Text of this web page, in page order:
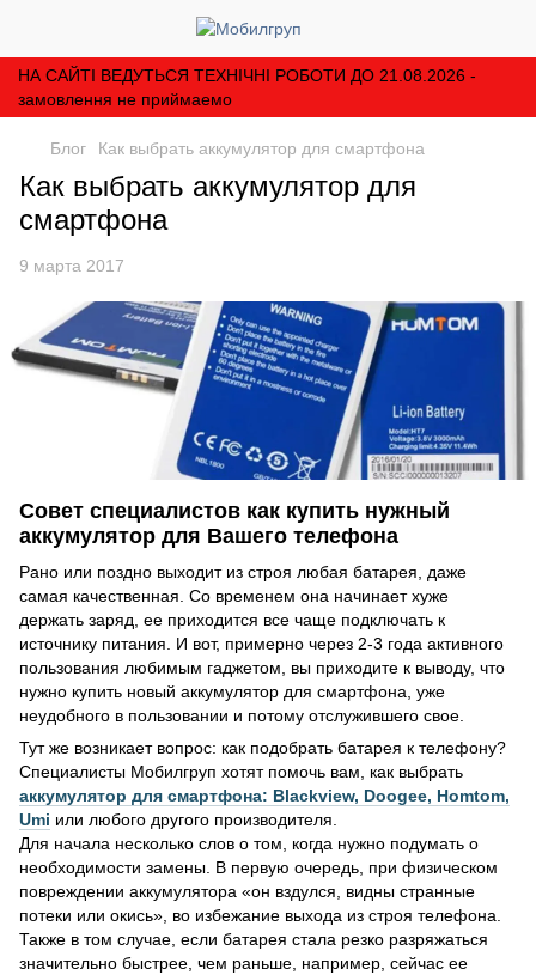
НА САЙТІ ВЕДУТЬСЯ ТЕХНІЧНІ РОБОТИ ДО 21.08.2026 -
замовлення не приймаемо
Блог Как выбрать аккумулятор для смартфона
Как выбрать аккумулятор для
смартфона
9 марта 2017
Совет специалистов как купить нужный
аккумулятор для Вашего телефона
Рано или поздно выходит из строя любая батарея, даже
самая качественная. Со временем она начинает хуже
держать заряд, ее приходится все чаще подключать к
источнику питания. И вот, примерно через 2-3 года активного
пользования любимым гаджетом, вы приходите к выводу, что
нужно купить новый аккумулятор для смартфона, уже
неудобного в пользовании и потому отслужившего свое.
Тут же возникает вопрос: как подобрать батарея к телефону?
Специалисты Мобилгруп хотят помочь вам, как выбрать
аккумулятор для смартфона: Blackview, Doogee, Homtom,
Umi или любого другого производителя.
Для начала несколько слов о том, когда нужно подумать о
необходимости замены. В первую очередь, при физическом
повреждении аккумулятора «он вздулся, видны странные
потеки или окись», во избежание выхода из строя телефона.
Также в том случае, если батарея стала резко разряжаться
значительно быстрее, чем раньше, например, сейчас ее